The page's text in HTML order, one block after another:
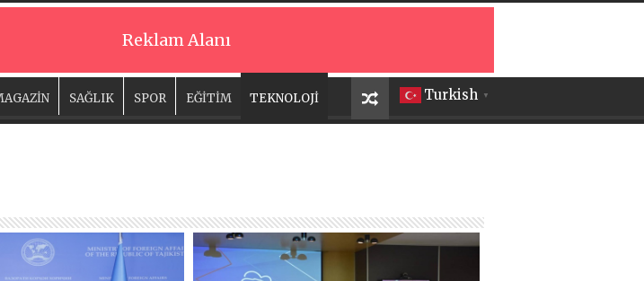
Reklam Alanı
Turkish ▼
SAĞLIK SPOR EĞİTİM TEKNOLOJİ